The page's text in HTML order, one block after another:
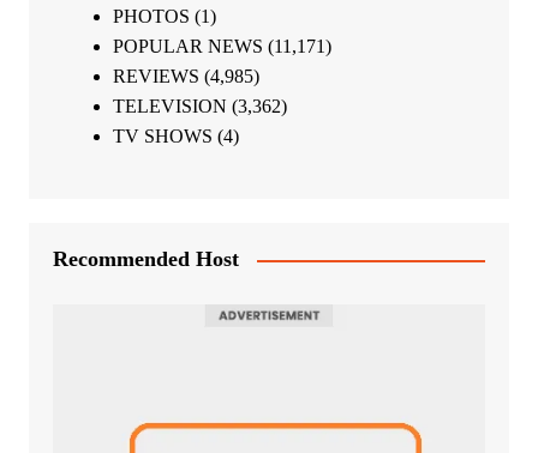
PHOTOS (1)
POPULAR NEWS (11,171)
REVIEWS (4,985)
TELEVISION (3,362)
TV SHOWS (4)
Recommended Host